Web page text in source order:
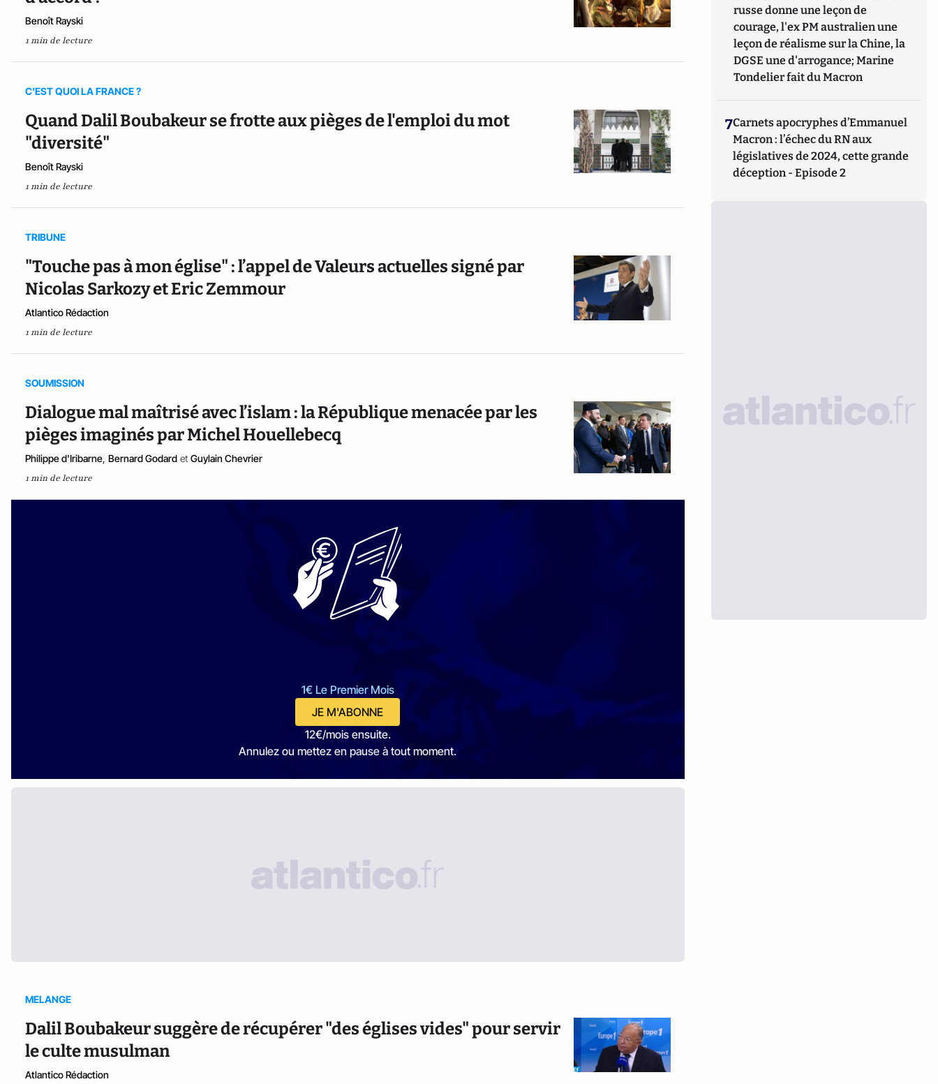
Benoît Rayski
1 min de lecture
C'EST QUOI LA FRANCE ?
Quand Dalil Boubakeur se frotte aux pièges de l'emploi du mot
"diversité"
Benoît Rayski
1 min de lecture
TRIBUNE
"Touche pas à mon église" : l’appel de Valeurs actuelles signé par
Nicolas Sarkozy et Eric Zemmour
Atlantico Rédaction
1 min de lecture
SOUMISSION
Dialogue mal maîtrisé avec l’islam : la République menacée par les
pièges imaginés par Michel Houellebecq
Philippe d'Iribarne, Bernard Godard et Guylain Chevrier
1 min de lecture
1€ Le Premier Mois
JE M'ABONNE
12€/mois ensuite.
Annulez ou mettez en pause à tout moment.
MELANGE
Dalil Boubakeur suggère de récupérer "des églises vides" pour servir
le culte musulman
Atlantico Rédaction
russe donne une leçon de
courage, l'ex PM australien une
leçon de réalisme sur la Chine, la
DGSE une d'arrogance; Marine
Tondelier fait du Macron
7Carnets apocryphes d’Emmanuel
Macron : l’échec du RN aux
législatives de 2024, cette grande
déception - Episode 2